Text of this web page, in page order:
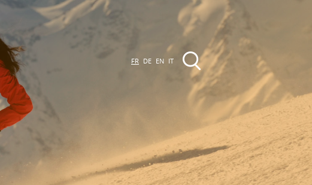
EVÈNEMENTS &
ACTIVITÉS
FR DE EN IT